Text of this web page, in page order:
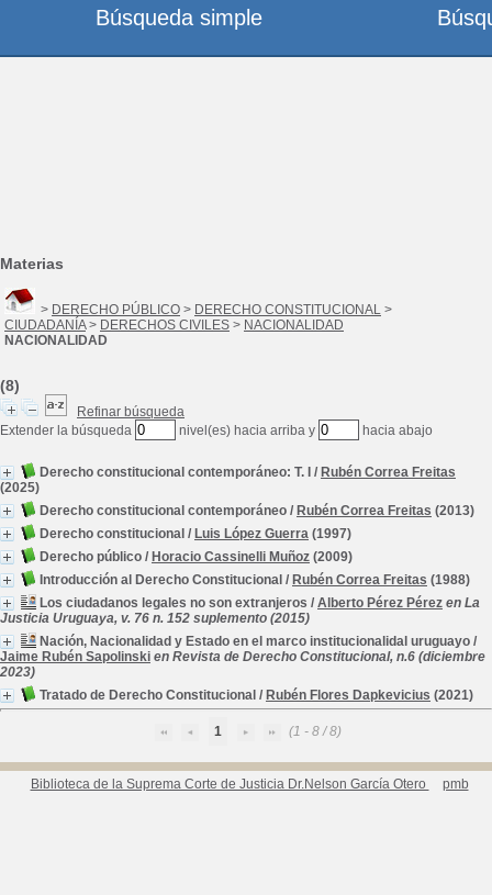
Materias
> DERECHO PÚBLICO > DERECHO CONSTITUCIONAL >
CIUDADANÍA> DERECHOS CIVILES > NACIONALIDAD
NACIONALIDAD
(8)
Refinar búsqueda
Extender la búsqueda
nivel(es) hacia arriba y hacia abajo
Derecho constitucional contemporáneo: T. I / Rubén Correa Freitas
(2025)
Derecho constitucional contemporáneo / Rubén Correa Freitas (2013)
Derecho constitucional / Luis López Guerra (1997)
Derecho público / Horacio Cassinelli Muñoz (2009)
Introducción al Derecho Constitucional / Rubén Correa Freitas (1988)
Los ciudadanos legales no son extranjeros / Alberto Pérez Pérez en La
Justicia Uruguaya, v. 76 n. 152 suplemento (2015)
Nación, Nacionalidad y Estado en el marco institucionalidal uruguayo /
Jaime Rubén Sapolinski en Revista de Derecho Constitucional, n.6 (diciembre
2023)
Tratado de Derecho Constitucional / Rubén Flores Dapkevicius (2021)
1 (1 - 8 / 8)
Biblioteca de la Suprema Corte de Justicia Dr.Nelson García Otero pmb
Búsqueda simple